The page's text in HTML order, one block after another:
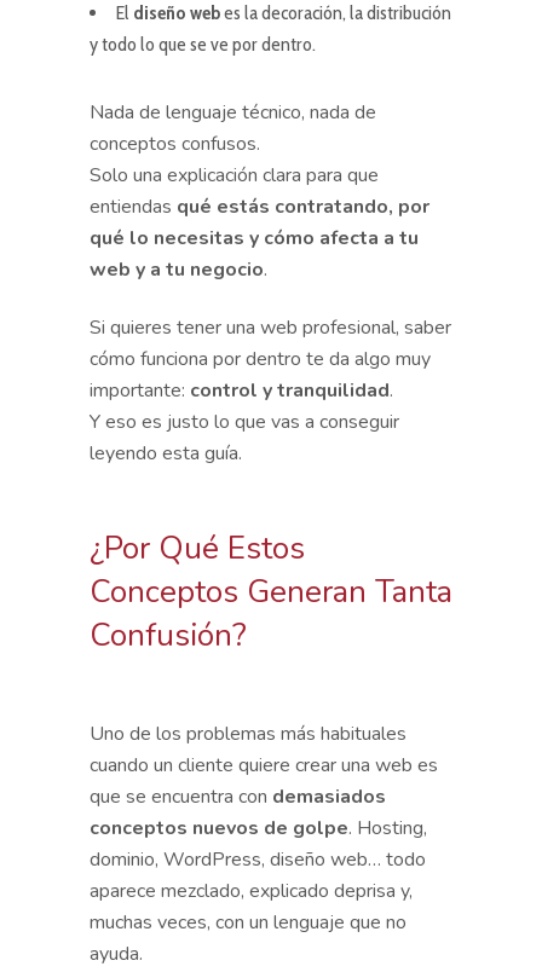
El diseño webes la decoración, la distribución
y todo lo que se ve por dentro.
Nada de lenguaje técnico, nada de
conceptos confusos.
Solo una explicación clara para que
entiendas qué estás contratando, por
qué lo necesitas y cómo afecta a tu
web y a tu negocio.
Si quieres tener una web profesional, saber
cómo funciona por dentro te da algo muy
importante: control y tranquilidad.
Y eso es justo lo que vas a conseguir
leyendo esta guía.
¿Por Qué Estos
Conceptos Generan Tanta
Confusión?
Uno de los problemas más habituales
cuando un cliente quiere crear una web es
que se encuentra con demasiados
conceptos nuevos de golpe. Hosting,
dominio, WordPress, diseño web… todo
aparece mezclado, explicado deprisa y,
muchas veces, con un lenguaje que no
ayuda.